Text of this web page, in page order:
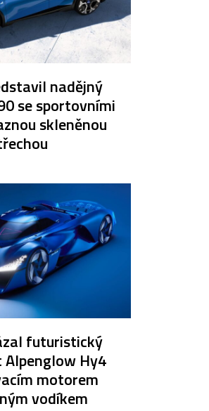
nadějný
se sportovními
skleněnou
futuristický
Alpenglow Hy4
motorem
vodíkem